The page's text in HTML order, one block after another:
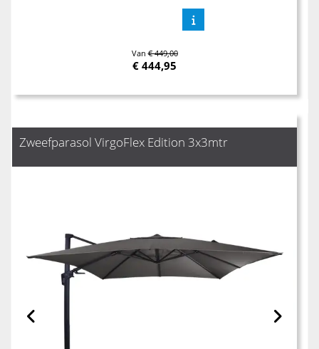
Van€ 449,00
€ 444,95
Zweefparasol VirgoFlex Edition 3x3mtr